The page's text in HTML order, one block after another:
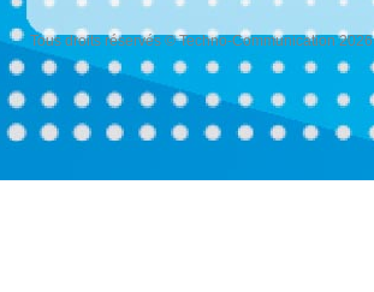
Tous droits réservés © Techno-Communication 2026